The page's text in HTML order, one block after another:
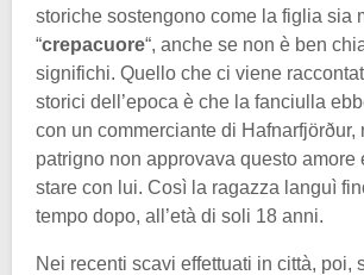
storiche sostengono come la figlia sia
“crepacuore“, anche se non è ben
significhi. Quello che ci viene
storici dell’epoca è che la fanciulla
con un commerciante di Hafnarfjörður,
patrigno non approvava questo amore
stare con lui. Così la ragazza languì
tempo dopo, all’età di soli 18 anni.
Nei recenti scavi effettuati in città, poi,